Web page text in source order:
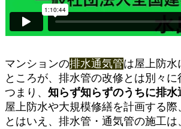
マンションの排水通気管は屋上防水
ところが、排水管の改修とは別々
つまり、 知らず知らずのうちに排
屋上防水や大規模修繕を計画する
とはいえ、排水管・通気管の施工